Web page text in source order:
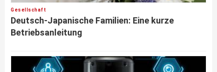
Gesellschaft
Deutsch-Japanische Familien: Eine kurze
Betriebsanleitung